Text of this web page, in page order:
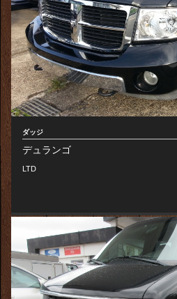
ダッジ
デュランゴ
LTD